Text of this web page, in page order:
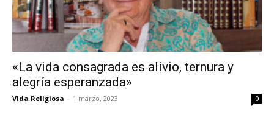
«La vida consagrada es alivio, ternura y
alegría esperanzada»
Vida Religiosa - 1 marzo, 2023 0